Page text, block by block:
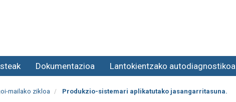
Dokumentazioa Lantokientzako autodiagnostikoa
mailako zikloa Produkzio-sistemari aplikatutako jasangarritasuna.